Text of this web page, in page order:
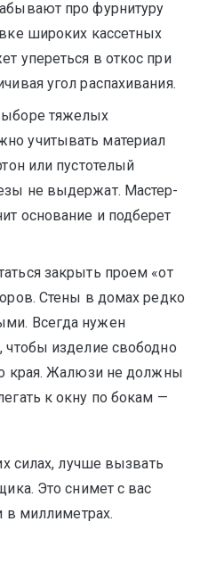
про фурнитуру
широких кассетных
упереться в откос при
угол распахивания.
тяжелых
учитывать материал
или пустотелый
не выдержат. Мастер-
основание и подберет
закрыть проем «от
Стены в домах редко
Всегда нужен
чтобы изделие свободно
края. Жалюзи не должны
к окну по бокам —
силах, лучше вызвать
Это снимет с вас
в миллиметрах.